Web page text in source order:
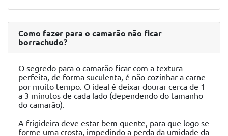
Como fazer para o camarão não ficar
borrachudo?
O segredo para o camarão ficar com a textura
perfeita, de forma suculenta, é não cozinhar a carne
por muito tempo. O ideal é deixar dourar cerca de 1
a 3 minutos de cada lado (dependendo do tamanho
do camarão).
A frigideira deve estar bem quente, para que logo se
forme uma crosta, impedindo a perda da umidade da